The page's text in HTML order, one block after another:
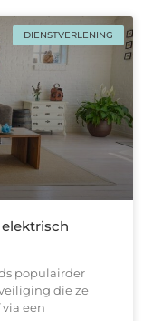
DIENSTVERLENING
populairder
die ze
een